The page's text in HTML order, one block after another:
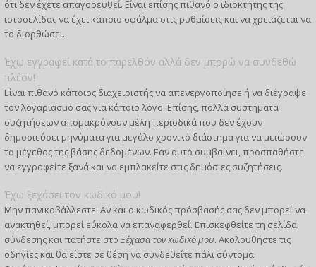
ότι δεν έχετε απαγορευθεί. Είναι επίσης πιθανό ο ιδιοκτήτης της
ιστοσελίδας να έχει κάποιο σφάλμα στις ρυθμίσεις και να χρειάζεται να
το διορθώσει.
Έχω εγγραφεί κατά το παρελθόν αλλά δεν μπορώ να συνδεθώ
πλέον!
Είναι πιθανό κάποιος διαχειριστής να απενεργοποίησε ή να διέγραψε
τον λογαριασμό σας για κάποιο λόγο. Επίσης, πολλά συστήματα
συζητήσεων απομακρύνουν μέλη περιοδικά που δεν έχουν
δημοσιεύσει μηνύματα για μεγάλο χρονικό διάστημα για να μειώσουν
το μέγεθος της βάσης δεδομένων. Εάν αυτό συμβαίνει, προσπαθήστε
να εγγραφείτε ξανά και να εμπλακείτε στις δημόσιες συζητήσεις.
Έχω ξεχάσει τον κωδικό μου!
Μην πανικοβάλλεστε! Αν και ο κωδικός πρόσβασής σας δεν μπορεί να
ανακτηθεί, μπορεί εύκολα να επαναφερθεί. Επισκεφθείτε τη σελίδα
σύνδεσης και πατήστε στο Ξέχασα τον κωδικό μου. Ακολουθήστε τις
οδηγίες και θα είστε σε θέση να συνδεθείτε πάλι σύντομα.